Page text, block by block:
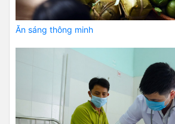
Ăn sáng thông minh